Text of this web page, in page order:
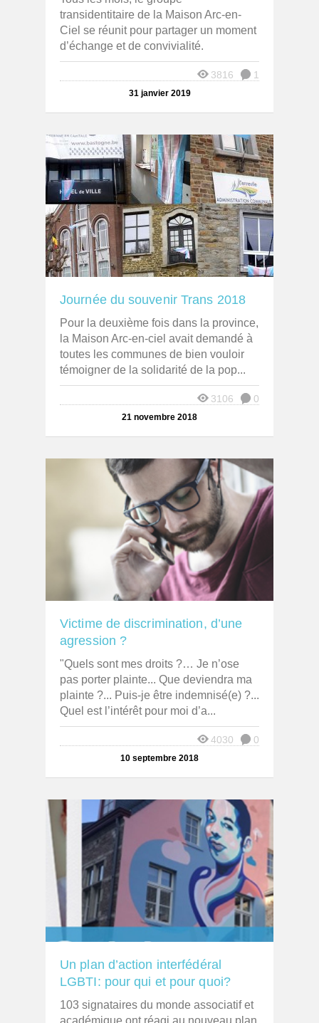
transidentitaire de la Maison Arc-en-
Ciel se réunit pour partager un moment
d’échange et de convivialité.
1
3816
31 janvier 2019
Journée du souvenir Trans 2018
Pour la deuxième fois dans la province,
la Maison Arc-en-ciel avait demandé à
toutes les communes de bien vouloir
témoigner de la solidarité de la pop...
0
3106
21 novembre 2018
Victime de discrimination, d’une
agression ?
"Quels sont mes droits ?… Je n’ose
pas porter plainte... Que deviendra ma
plainte ?... Puis-je être indemnisé(e) ?...
Quel est l’intérêt pour moi d’a...
0
4030
10 septembre 2018
Un plan d’action interfédéral
LGBTI: pour qui et pour quoi?
103 signataires du monde associatif et
académique ont réagi au nouveau plan